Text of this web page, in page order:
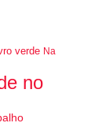
verde Na
no